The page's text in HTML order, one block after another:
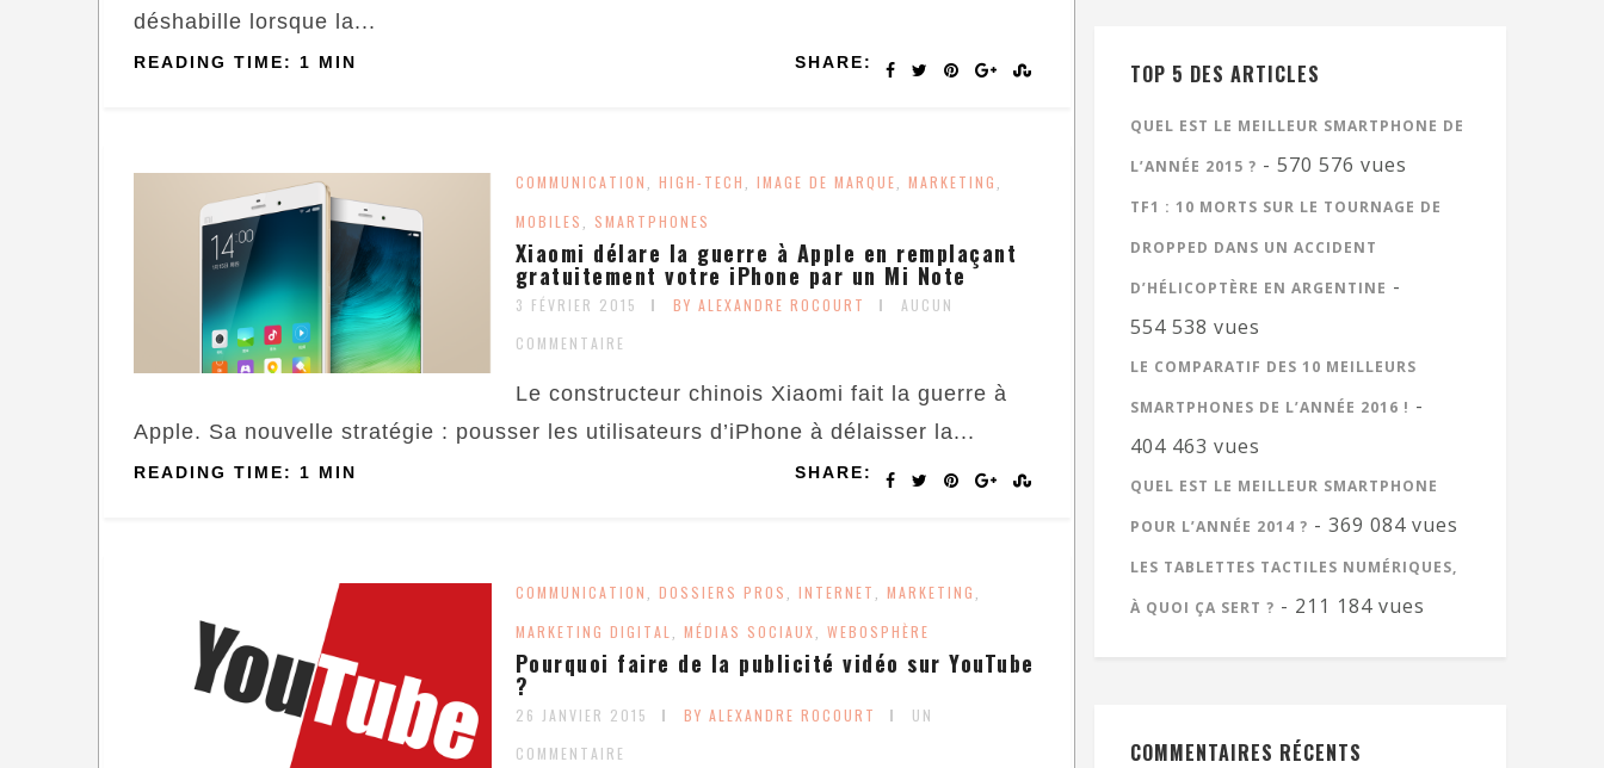
déshabille lorsque la...
SHARE:
READING TIME: 1 MIN
COMMUNICATION HIGH-TECH IMAGE DE MARQUE MARKETING
MOBILES SMARTPHONES
Xiaomi délare la guerre à Apple en remplaçant
gratuitement votre iPhone par un Mi Note
3 FÉVRIER 2015 BY ALEXANDRE ROCOURT
AUCUN
COMMENTAIRE
Le constructeur chinois Xiaomi fait la guerre à
Apple. Sa nouvelle stratégie : pousser les utilisateurs d’iPhone à délaisser la...
SHARE:
READING TIME: 1 MIN
COMMUNICATION DOSSIERS PROS INTERNET MARKETING
MARKETING DIGITAL MÉDIAS SOCIAUX WEBOSPHÈRE
Pourquoi faire de la publicité vidéo sur YouTube
?
26 JANVIER 2015 BY ALEXANDRE ROCOURT
UN
COMMENTAIRE
TOP 5 DES ARTICLES
QUEL EST LE MEILLEUR SMARTPHONE DE
L’ANNÉE 2015 ? - 570 576 vues
TF1 : 10 MORTS SUR LE TOURNAGE DE
DROPPED DANS UN ACCIDENT
D’HÉLICOPTÈRE EN ARGENTINE -
554 538 vues
LE COMPARATIF DES 10 MEILLEURS
SMARTPHONES DE L’ANNÉE 2016 ! -
404 463 vues
QUEL EST LE MEILLEUR SMARTPHONE
POUR L’ANNÉE 2014 ? - 369 084 vues
LES TABLETTES TACTILES NUMÉRIQUES,
À QUOI ÇA SERT ? - 211 184 vues
COMMENTAIRES RÉCENTS